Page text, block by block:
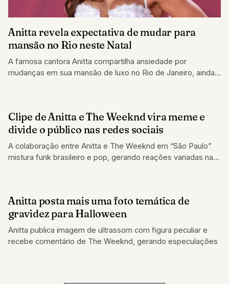
Anitta revela expectativa de mudar para
mansão no Rio neste Natal
A famosa cantora Anitta compartilha ansiedade por
mudanças em sua mansão de luxo no Rio de Janeiro, ainda
MÚSICA
Clipe de Anitta e The Weeknd vira meme e
divide o público nas redes sociais
A colaboração entre Anitta e The Weeknd em “São Paulo”
mistura funk brasileiro e pop, gerando reações variadas nas
FAMOSOS
Anitta posta mais uma foto temática de
gravidez para Halloween
Anitta publica imagem de ultrassom com figura peculiar e
recebe comentário de The Weeknd, gerando especulações